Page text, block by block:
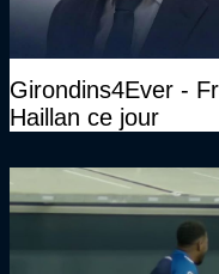
Girondins4Ever -
Haillan ce jour